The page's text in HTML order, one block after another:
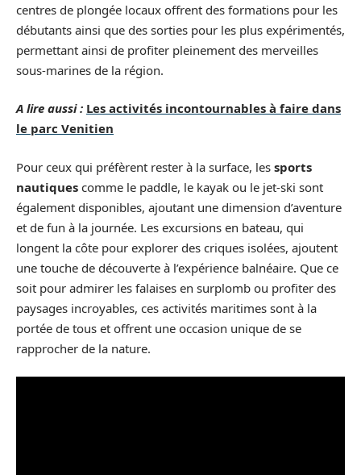
centres de plongée locaux offrent des formations pour les
débutants ainsi que des sorties pour les plus expérimentés,
permettant ainsi de profiter pleinement des merveilles
sous-marines de la région.
A lire aussi : Les activités incontournables à faire dans
le parc Venitien
Pour ceux qui préfèrent rester à la surface, les sports
nautiques comme le paddle, le kayak ou le jet-ski sont
également disponibles, ajoutant une dimension d’aventure
et de fun à la journée. Les excursions en bateau, qui
longent la côte pour explorer des criques isolées, ajoutent
une touche de découverte à l’expérience balnéaire. Que ce
soit pour admirer les falaises en surplomb ou profiter des
paysages incroyables, ces activités maritimes sont à la
portée de tous et offrent une occasion unique de se
rapprocher de la nature.